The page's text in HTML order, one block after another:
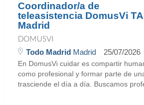
Coordinador/a de
teleasistencia DomusVi
Madrid
DOMUSVI
Todo Madrid Madrid 25/07/2026
En DomusVi cuidar es compartir
como profesional y formar parte de
trasciende el día a día. Buscamos